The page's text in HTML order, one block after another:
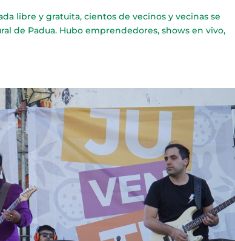
libre y gratuita, cientos de vecinos y vecinas se
de Padua. Hubo emprendedores, shows en vivo,